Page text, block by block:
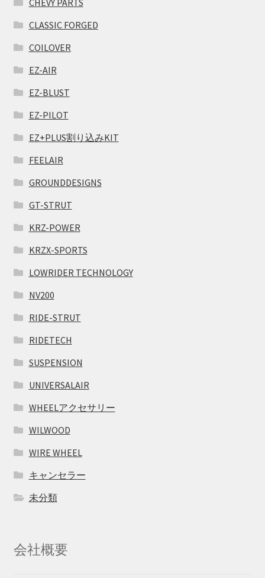
CHEVY PARTS
CLASSIC FORGED
COILOVER
EZ-AIR
EZ-BLUST
EZ-PILOT
EZ+PLUS割り込みKIT
FEELAIR
GROUNDDESIGNS
GT-STRUT
KRZ-POWER
KRZX-SPORTS
LOWRIDER TECHNOLOGY
NV200
RIDE-STRUT
RIDETECH
SUSPENSION
UNIVERSALAIR
WHEELアクセサリー
WILWOOD
WIRE WHEEL
キャンセラー
未分類
会社概要